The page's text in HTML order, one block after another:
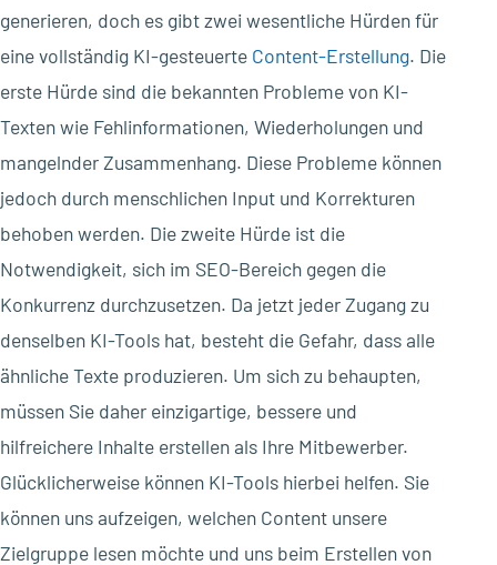
generieren, doch es gibt zwei wesentliche Hürden für
eine vollständig KI-gesteuerte Content-Erstellung. Die
erste Hürde sind die bekannten Probleme von KI-
Texten wie Fehlinformationen, Wiederholungen und
mangelnder Zusammenhang. Diese Probleme können
jedoch durch menschlichen Input und Korrekturen
behoben werden. Die zweite Hürde ist die
Notwendigkeit, sich im SEO-Bereich gegen die
Konkurrenz durchzusetzen. Da jetzt jeder Zugang zu
denselben KI-Tools hat, besteht die Gefahr, dass alle
ähnliche Texte produzieren. Um sich zu behaupten,
müssen Sie daher einzigartige, bessere und
hilfreichere Inhalte erstellen als Ihre Mitbewerber.
Glücklicherweise können KI-Tools hierbei helfen. Sie
können uns aufzeigen, welchen Content unsere
Zielgruppe lesen möchte und uns beim Erstellen von